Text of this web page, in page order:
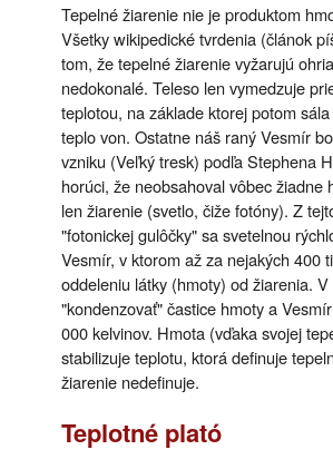
Tepelné žiarenie nie je produktom
Všetky wikipedické tvrdenia (článok
tom, že tepelné žiarenie vyžarujú
nedokonalé. Teleso len vymedzuje
teplotou, na základe ktorej potom
teplo von. Ostatne náš raný Vesmír
vzniku (Veľký tresk) podľa Stephena
horúci, že neobsahoval vôbec žiadne
len žiarenie (svetlo, čiže fotóny). Z
"fotonickej gulôčky" sa svetelnou
Vesmír, v ktorom až za nejakých 400
oddeleniu látky (hmoty) od žiarenia.
"kondenzovať" častice hmoty a
000 kelvinov. Hmota (vďaka svojej
stabilizuje teplotu, ktorá definuje
žiarenie nedefinuje.
Teplotné plató